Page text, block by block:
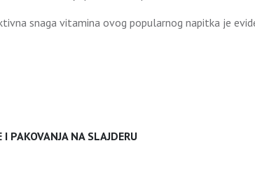
snaga vitamina ovog popularnog napitka je
PAKOVANJA NA SLAJDERU